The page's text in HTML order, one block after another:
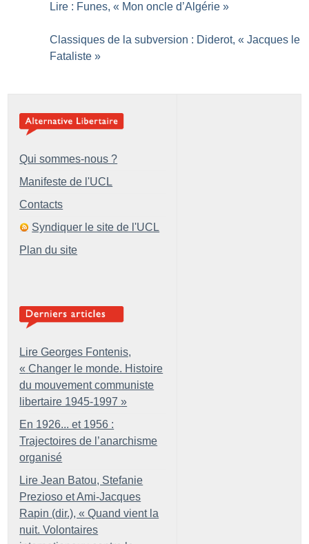
Lire : Funes, « Mon oncle d’Algérie »
Classiques de la subversion : Diderot, « Jacques le
Fataliste »
Qui sommes-nous ?
Manifeste de l'UCL
Contacts
Syndiquer le site de l'UCL
Plan du site
Lire Georges Fontenis,
« Changer le monde. Histoire
du mouvement communiste
libertaire 1945-1997 »
En 1926... et 1956 :
Trajectoires de l’anarchisme
organisé
Lire Jean Batou, Stefanie
Prezioso et Ami-Jacques
Rapin (dir.), « Quand vient la
nuit. Volontaires